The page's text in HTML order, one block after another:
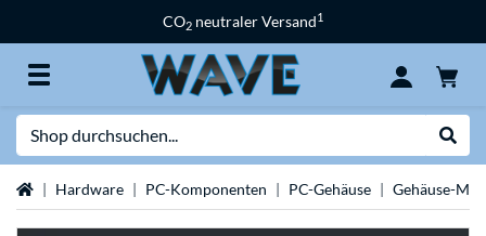
CO2 neutraler Versand1
StartseiteHardware PC-Komponenten PC-Gehäuse Gehäuse-